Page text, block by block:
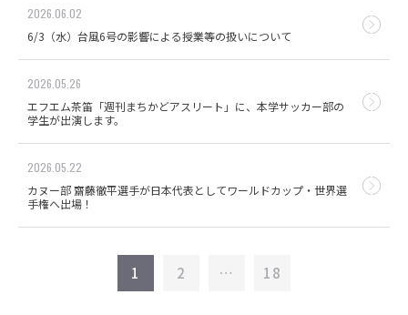
2026.06.02
6/3（水）台風6号の影響による授業等の扱いについて
2026.05.26
エフエム茶笛「週刊まちかどアスリート」に、本学サッカー部の
学生が出演します。
2026.05.22
カヌー部 齋藤徹平選手が日本代表としてワールドカップ・世界選
手権へ出場！
1 2 … 18